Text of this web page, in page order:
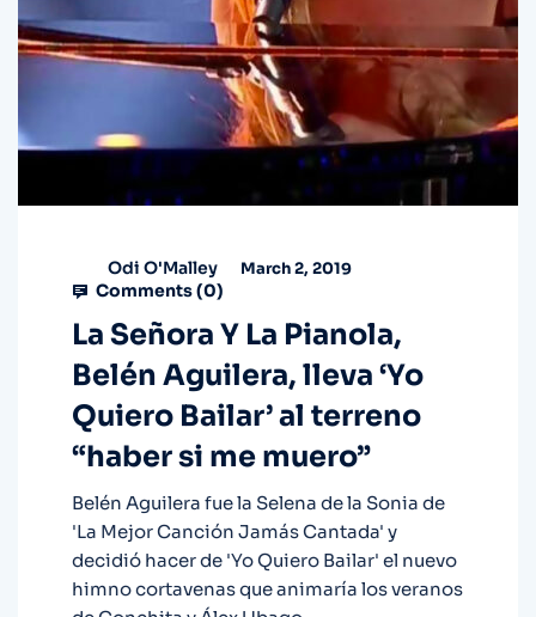
Odi O'Malley March 2, 2019
Comments (0)
La Señora Y La Pianola,
Belén Aguilera, lleva ‘Yo
Quiero Bailar’ al terreno
“haber si me muero”
Belén Aguilera fue la Selena de la Sonia de
'La Mejor Canción Jamás Cantada' y
decidió hacer de 'Yo Quiero Bailar' el nuevo
himno cortavenas que animaría los veranos